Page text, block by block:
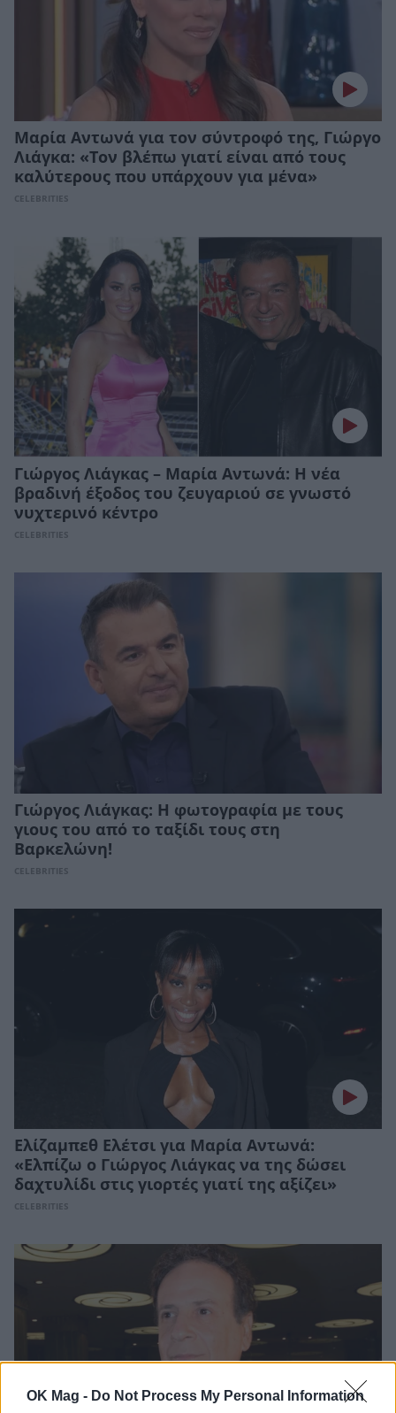
OK Mag - Do Not Process My Personal Information
Μαρία Αντωνά για τον σύντροφό της, Γιώργο
Λιάγκα: «Τον βλέπω γιατί είναι από τους
καλύτερους που υπάρχουν για μένα»
CELEBRITIES
Γιώργος Λιάγκας – Μαρία Αντωνά: H νέα
βραδινή έξοδος του ζευγαριού σε γνωστό
νυχτερινό κέντρο
CELEBRITIES
Γιώργος Λιάγκας: Η φωτογραφία με τους
γιους του από το ταξίδι τους στη
Βαρκελώνη!
CELEBRITIES
Ελίζαμπεθ Ελέτσι για Μαρία Αντωνά:
«Ελπίζω ο Γιώργος Λιάγκας να της δώσει
δαχτυλίδι στις γιορτές γιατί της αξίζει»
CELEBRITIES